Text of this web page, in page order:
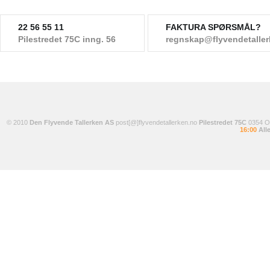
22 56 55 11
Pilestredet 75C inng. 56
FAKTURA SPØRSMÅL?
© 2010 Den Flyvende Tallerken ASpost[@]flyvendetallerken.no Pilestredet 75C 0354
16:00